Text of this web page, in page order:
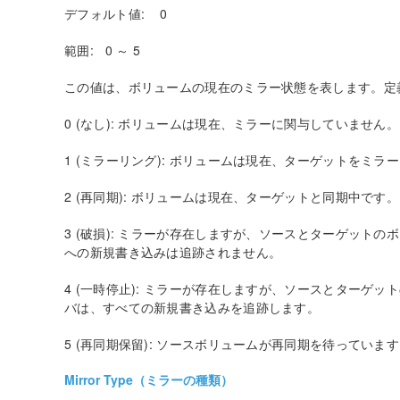
デフォルト値: 0
範囲: 0 ～ 5
この値は、ボリュームの現在のミラー状態を表します。
0 (なし): ボリュームは現在、ミラーに関与していません。
1 (ミラーリング): ボリュームは現在、ターゲットをミラ
2 (再同期): ボリュームは現在、ターゲットと同期中です。
3 (破損): ミラーが存在しますが、ソースとターゲットの
への新規書き込みは追跡されません。
4 (一時停止): ミラーが存在しますが、ソースとターゲッ
バは、すべての新規書き込みを追跡します。
5 (再同期保留): ソースボリュームが再同期を待っていま
Mirror Type（ミラーの種類）